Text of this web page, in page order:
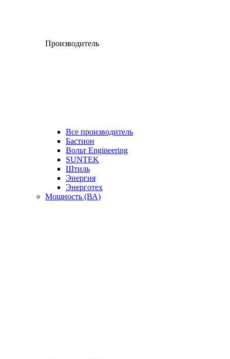
Производитель
Все производитель
Бастион
Вольт Engineering
SUNTEK
Штиль
Энергия
Энерготех
Мощность (ВА)